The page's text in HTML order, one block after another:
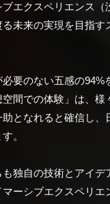
エクスペリエンス（
る未来の実現を目指す
要のない五感の94%
間での体験」は、様
となれると確信し、
。
独自の技術とアイデ
ーシブエクスペリエ